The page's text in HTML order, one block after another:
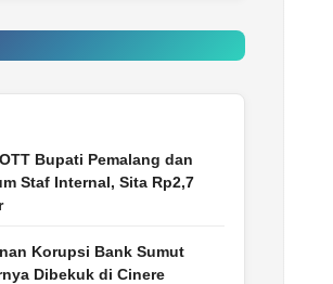
Bupati Pemalang dan
Staf Internal, Sita Rp2,7
Korupsi Bank Sumut
Dibekuk di Cinere